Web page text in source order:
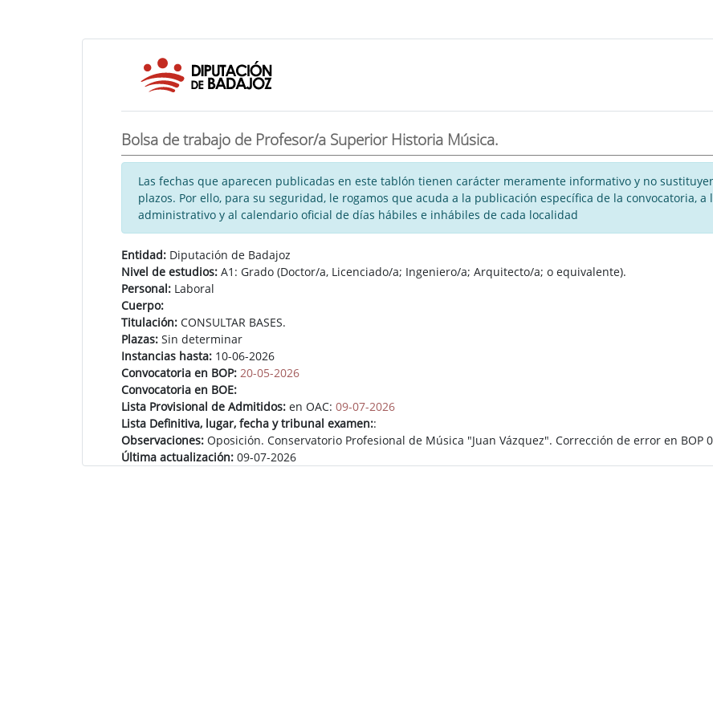
Bolsa de trabajo de Profesor/a Superior Historia Música.
Las fechas que aparecen publicadas en este tablón tienen carácter meramente informativo y no
plazos. Por ello, para su seguridad, le rogamos que acuda a la publicación específica de la convocatoria,
administrativo y al calendario oficial de días hábiles e inhábiles de cada localidad
Entidad: Diputación de Badajoz
Nivel de estudios: A1: Grado (Doctor/a, Licenciado/a; Ingeniero/a; Arquitecto/a; o equivalente).
Personal: Laboral
Cuerpo:
Titulación: CONSULTAR BASES.
Plazas: Sin determinar
Instancias hasta: 10-06-2026
Convocatoria en BOP: 20-05-2026
Convocatoria en BOE:
Lista Provisional de Admitidos: en OAC: 09-07-2026
Lista Definitiva, lugar, fecha y tribunal examen::
Observaciones: Oposición. Conservatorio Profesional de Música "Juan Vázquez". Corrección de error en BOP
Última actualización: 09-07-2026